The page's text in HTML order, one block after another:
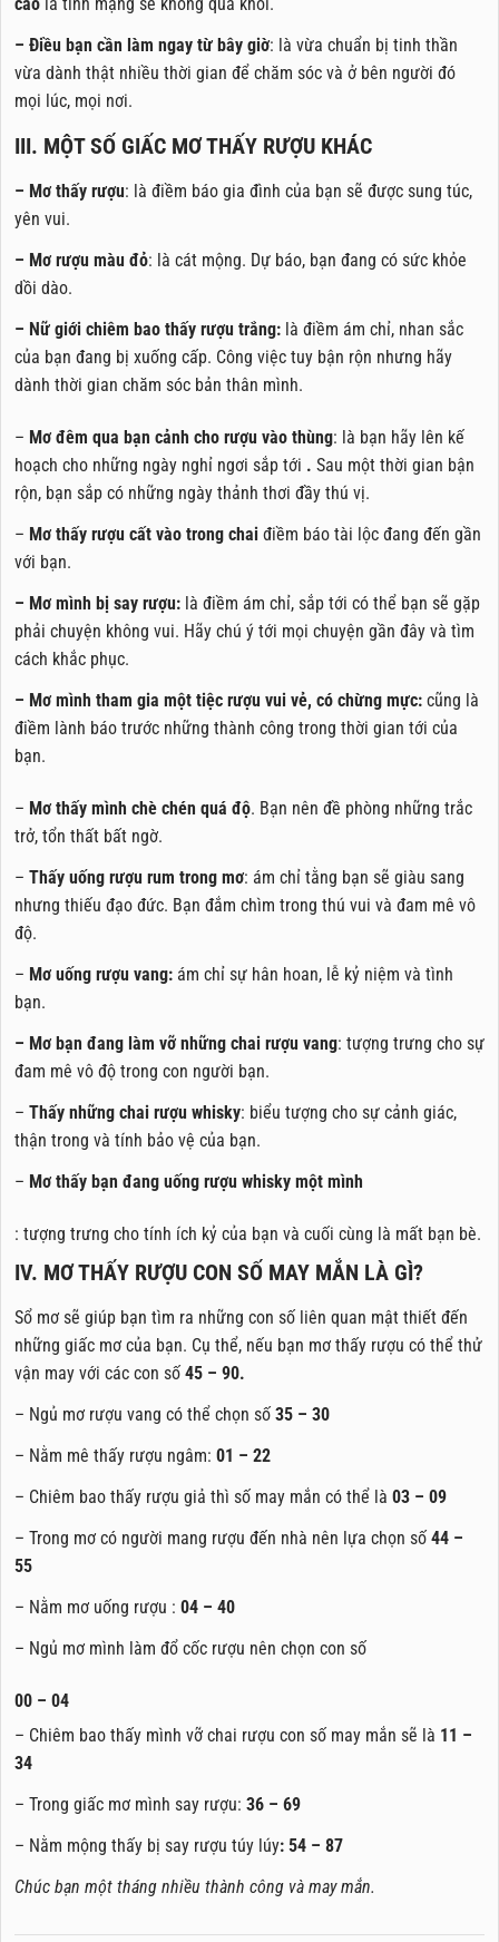
– Điều bạn cần làm ngay từ bây giờ: là vừa chuẩn bị tinh thần
vừa dành thật nhiều thời gian để chăm sóc và ở bên người đó
mọi lúc, mọi nơi.
III. MỘT SỐ GIẤC MƠ THẤY RƯỢU KHÁC
– Mơ thấy rượu: là điềm báo gia đình của bạn sẽ được sung túc,
yên vui.
– Mơ rượu màu đỏ: là cát mộng. Dự báo, bạn đang có sức khỏe
dồi dào.
– Nữ giới chiêm bao thấy rượu trắng: là điềm ám chỉ, nhan sắc
của bạn đang bị xuống cấp. Công việc tuy bận rộn nhưng hãy
dành thời gian chăm sóc bản thân mình.
– Mơ đêm qua bạn cảnh cho rượu vào thùng: là bạn hãy lên kế
hoạch cho những ngày nghỉ ngơi sắp tới . Sau một thời gian bận
rộn, bạn sắp có những ngày thảnh thơi đầy thú vị.
– Mơ thấy rượu cất vào trong chai điềm báo tài lộc đang đến gần
với bạn.
– Mơ mình bị say rượu: là điềm ám chỉ, sắp tới có thể bạn sẽ gặp
phải chuyện không vui. Hãy chú ý tới mọi chuyện gần đây và tìm
cách khắc phục.
– Mơ mình tham gia một tiệc rượu vui vẻ, có chừng mực: cũng là
điềm lành báo trước những thành công trong thời gian tới của
bạn.
– Mơ thấy mình chè chén quá độ. Bạn nên đề phòng những trắc
trở, tổn thất bất ngờ.
– Thấy uống rượu rum trong mơ: ám chỉ tằng bạn sẽ giàu sang
nhưng thiếu đạo đức. Bạn đắm chìm trong thú vui và đam mê vô
độ.
– Mơ uống rượu vang: ám chỉ sự hân hoan, lễ kỷ niệm và tình
bạn.
– Mơ bạn đang làm vỡ những chai rượu vang: tượng trưng cho sự
đam mê vô độ trong con người bạn.
– Thấy những chai rượu whisky: biểu tượng cho sự cảnh giác,
thận trong và tính bảo vệ của bạn.
– Mơ thấy bạn đang uống rượu whisky một mình
: tượng trưng cho tính ích kỷ của bạn và cuối cùng là mất bạn bè.
IV. MƠ THẤY RƯỢU CON SỐ MAY MẮN LÀ GÌ?
Sổ mơ sẽ giúp bạn tìm ra những con số liên quan mật thiết đến
những giấc mơ của bạn. Cụ thể, nếu bạn mơ thấy rượu có thể thử
vận may với các con số 45 – 90.
– Ngủ mơ rượu vang có thể chọn số 35 – 30
– Nằm mê thấy rượu ngâm: 01 – 22
– Chiêm bao thấy rượu giả thì số may mắn có thể là 03 – 09
– Trong mơ có người mang rượu đến nhà nên lựa chọn số 44 –
55
– Nằm mơ uống rượu : 04 – 40
– Ngủ mơ mình làm đổ cốc rượu nên chọn con số
00 – 04
– Chiêm bao thấy mình vỡ chai rượu con số may mắn sẽ là 11 –
34
– Trong giấc mơ mình say rượu: 36 – 69
– Nằm mộng thấy bị say rượu túy lúy: 54 – 87
Chúc bạn một tháng nhiều thành công và may mắn.